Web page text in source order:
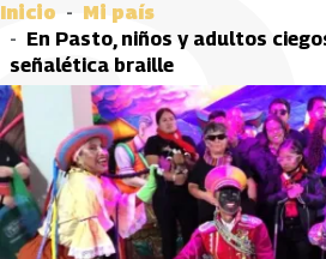
Inicio
Mi país
En Pasto, niños y adultos
señalética braille